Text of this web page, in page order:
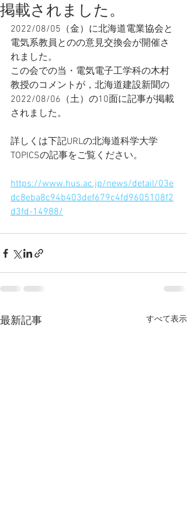
掲載されました。
2022/08/05（金）に北海道電業協会と
電気系教員とのの意見交換会が開催さ
れました。
この会での当・電気電子工学科の木村
教授のコメントが，北海道建設新聞の
2022/08/06（土）の10面に記事が掲載
されました。
詳しくは下記URLの北海道科学大学
TOPICSの記事をご覧ください。
https://www.hus.ac.jp/news/detail/03e
dc8eba8c94b403def679c4fd9605108f2
d3fd-14988/
最新記事 すべて表示